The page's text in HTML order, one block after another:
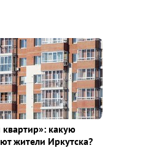
какую
жители Иркутска?